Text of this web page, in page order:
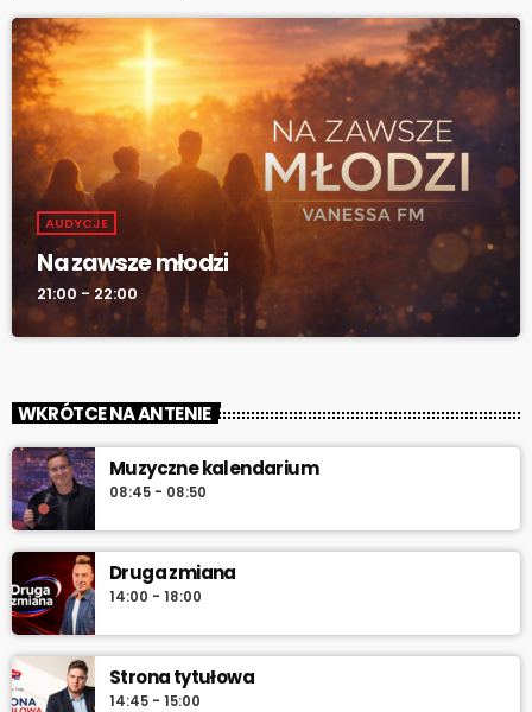
AUDYCJE
Na zawsze młodzi
21:00 - 22:00
WKRÓTCE NA ANTENIE
Muzyczne kalendarium
08:45 - 08:50
Druga zmiana
14:00 - 18:00
Strona tytułowa
14:45 - 15:00